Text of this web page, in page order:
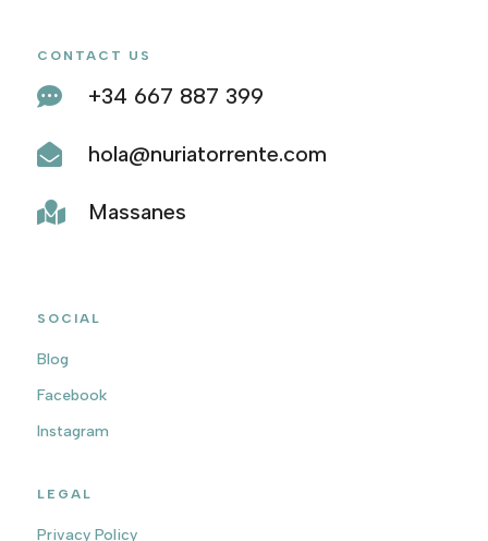
CONTACT US
 +34 667 887 399
 hola@nuriatorrente.com
 Massanes
SOCIAL
Blog
Facebook
Instagram
LEGAL
Privacy Policy